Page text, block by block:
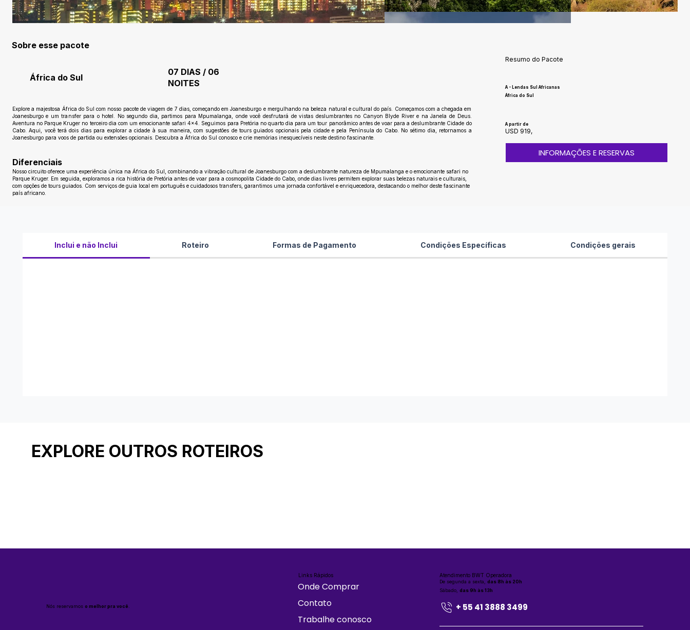
Sobre esse pacote
África do Sul
07 DIAS / 06
NOITES
Explore a majestosa África do Sul com nosso pacote de viagem de 7 dias, começando em Joanesburgo e mergulhando na beleza natural e cultural do país. Começamos com a chegada em
Joanesburgo e um transfer para o hotel. No segundo dia, partimos para Mpumalanga, onde você desfrutará de vistas deslumbrantes no Canyon Blyde River e na Janela de Deus.
Aventura no Parque Kruger no terceiro dia com um emocionante safari 4x4. Seguimos para Pretória no quarto dia para um tour panorâmico antes de voar para a deslumbrante Cidade do
Cabo. Aqui, você terá dois dias para explorar a cidade à sua maneira, com sugestões de tours guiados opcionais pela cidade e pela Península do Cabo. No sétimo dia, retornamos a
Joanesburgo para voos de partida ou extensões opcionais. Descubra a África do Sul conosco e crie memórias inesquecíveis neste destino fascinante.
Diferenciais
Nosso circuito oferece uma experiência única na África do Sul, combinando a vibração cultural de Joanesburgo com a deslumbrante natureza de Mpumalanga e o emocionante safari no
Parque Kruger. Em seguida, exploramos a rica história de Pretória antes de voar para a cosmopolita Cidade do Cabo, onde dias livres permitem explorar suas belezas naturais e culturais,
com opções de tours guiados. Com serviços de guia local em português e cuidadosos transfers, garantimos uma jornada confortável e enriquecedora, destacando o melhor deste fascinante
país africano.
Resumo do Pacote
A - Lendas Sul Africanas
África do Sul
A partir de
USD 919,
INFORMAÇÕES E RESERVAS
Inclui e não Inclui Roteiro Formas de Pagamento Condições Específicas Condições gerais
EXPLORE OUTROS ROTEIROS
Nós reservamos o melhor pra você
Links Rápidos
Onde Comprar
Contato
Trabalhe conosco
Atendimento BWT Operadora
De segunda a sexta, das 8h às 20h
Sábado, das 9h às 13h
+ 55 41 3888 3499